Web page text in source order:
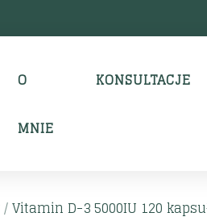
O
MNIE
KONSULTACJE
/Vitamin D-3 5000IU 120